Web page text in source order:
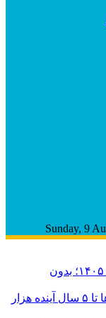
فروش فوری خودروهای وارداتی مرداد ۱۴۰۵؛ بدون
اینترنت در تسخیر ربات‌ها / ترافیک بات‌ها تا ۵ سال آینده هزار